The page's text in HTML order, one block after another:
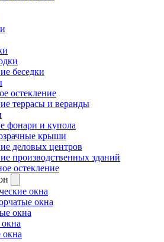
беседки
остекление
террасы и веранды
фонари и купола
крыши
деловых центров
производственных зданий
остекление
окна
окна
окна